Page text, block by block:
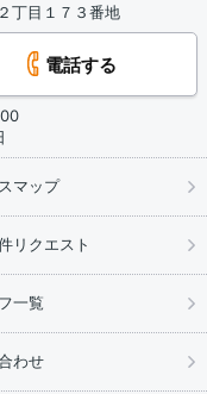
丁目１７３番地
電話する
マップ
リクエスト
一覧
わせ